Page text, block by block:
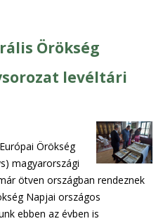
n
Örökség
levéltári
Örökség
magyarországi
ötven országban rendeznek
Napjai országos
ebben az évben is